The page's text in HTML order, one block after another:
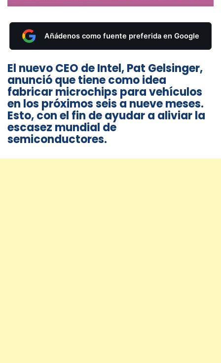
Añádenos como fuente preferida en Google
El nuevo CEO de Intel, Pat Gelsinger,
anunció que tiene como idea
fabricar microchips para vehículos
en los próximos seis a nueve meses.
Esto, con el fin de ayudar a aliviar la
escasez mundial de
semiconductores.